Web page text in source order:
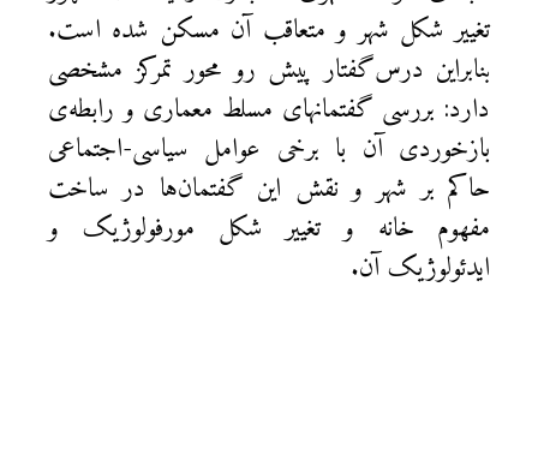
تغییر شکل شهر و متعاقب آن مسکن شده است.
بنابراین درس‌گفتار پیش رو محور تمرکز مشخصی
دارد: بررسی گفتمانهای مسلط معماری و رابطه‌ی
بازخوردی آن با برخی عوامل سیاسی-اجتماعی
حاکم بر شهر و نقش این گفتمان‌ها در ساخت
مفهوم خانه و تغییر شکل مورفولوژیک و
ایدئولوژیک آن.